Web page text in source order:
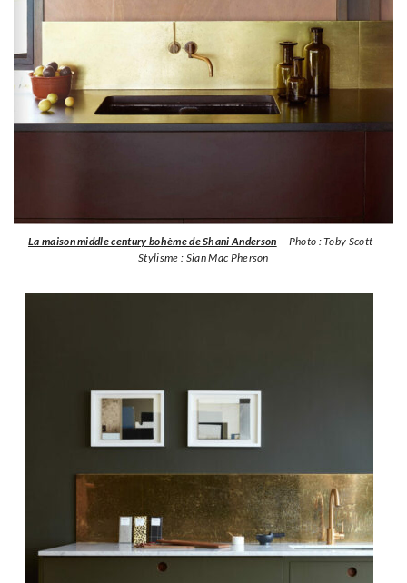
La maison middle century bohème de Shani Anderson – Photo : Toby Scott –
Stylisme : Sian Mac Pherson